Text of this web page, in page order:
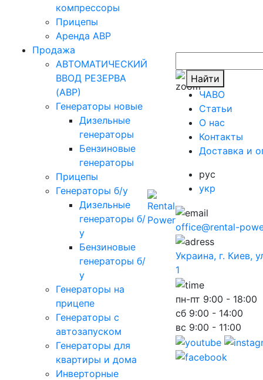
компрессоры
Прицепы
Аренда АВР
Продажа
АВТОМАТИЧЕСКИЙ
ВВОД РЕЗЕРВА
(АВР)
Генераторы новые
Дизельные
генераторы
Бензиновые
генераторы
Прицепы
Генераторы б/у
Дизельные
генераторы б/
у
Бензиновые
генераторы б/
у
Генераторы на
прицепе
Генераторы с
автозапуском
Генераторы для
квартиры и дома
Инверторные
Найти
ЧАВО
Cтатьи
O нас
Контакты
Доставка и
рус
укр
office@rental-
Украина, г. Киев,
1
пн-пт 9:00 - 18:00
сб 9:00 - 14:00
вс 9:00 - 11:00